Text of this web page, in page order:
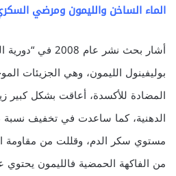
الماء الساخن والليمون ومرضي
أشار بحث نشر عام
بوليفينول الليمون، وهي الجزيئات
المضادة للأكسدة، أعاقت بشكل كبير
الدهنية، كما ساعدت في تخفيف
مستوي سكر الدم، وقللت من مقاومة
من الفاكهة الحمضية فالليمون